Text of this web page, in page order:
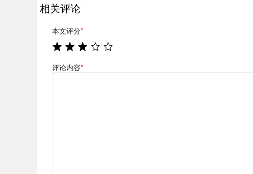
相关评论
本文评分*
评论内容*